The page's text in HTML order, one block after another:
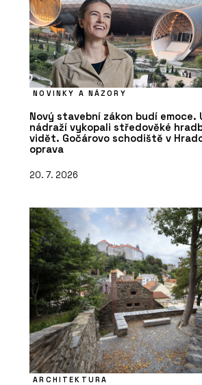
NOVINKY A NÁZORY
Nový stavební zákon budí emoce.
nádraží vykopali středověké
vidět. Gočárovo schodiště v
oprava
20. 7. 2026
ARCHITEKTURA